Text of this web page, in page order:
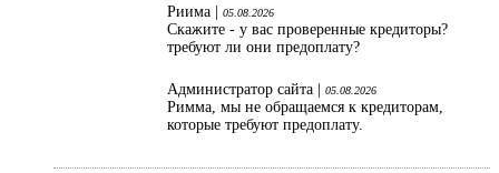
Риима | 05.08.2026
Скажите - у вас проверенные кредиторы?
требуют ли они предоплату?
Администратор сайта | 05.08.2026
Римма, мы не обращаемся к кредиторам,
которые требуют предоплату.